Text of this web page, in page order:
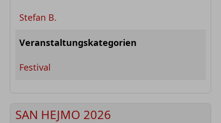
Stefan B.
Veranstaltungskategorien
Festival
SAN HEJMO 2026